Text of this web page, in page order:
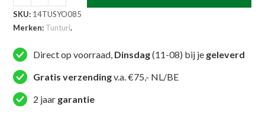
-
Yoga
Foam
Roller
33
cm
-
SKU: 14TUSYO085
Merken: Tunturi.
Direct op voorraad, Dinsdag(11-08) bij je geleverd
Gratis verzendingv.a. €75,- NL/BE
2 jaar garantie